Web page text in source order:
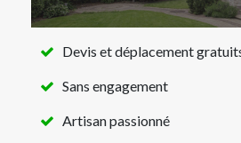
Devis et déplacement
Sans engagement
Artisan passionné